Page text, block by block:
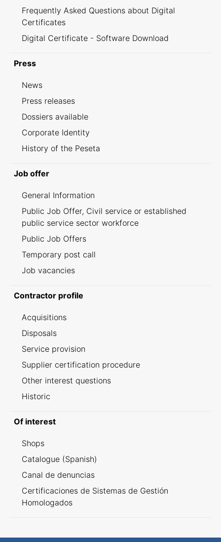
Frequently Asked Questions about Digital
Certificates
Digital Certificate - Software Download
Press
News
Press releases
Dossiers available
Corporate Identity
History of the Peseta
Job offer
General Information
Public Job Offer, Civil service or established
public service sector workforce
Public Job Offers
Temporary post call
Job vacancies
Contractor profile
Acquisitions
Disposals
Service provision
Supplier certification procedure
Other interest questions
Historic
Of interest
Shops
Catalogue (Spanish)
Canal de denuncias
Certificaciones de Sistemas de Gestión
Homologados